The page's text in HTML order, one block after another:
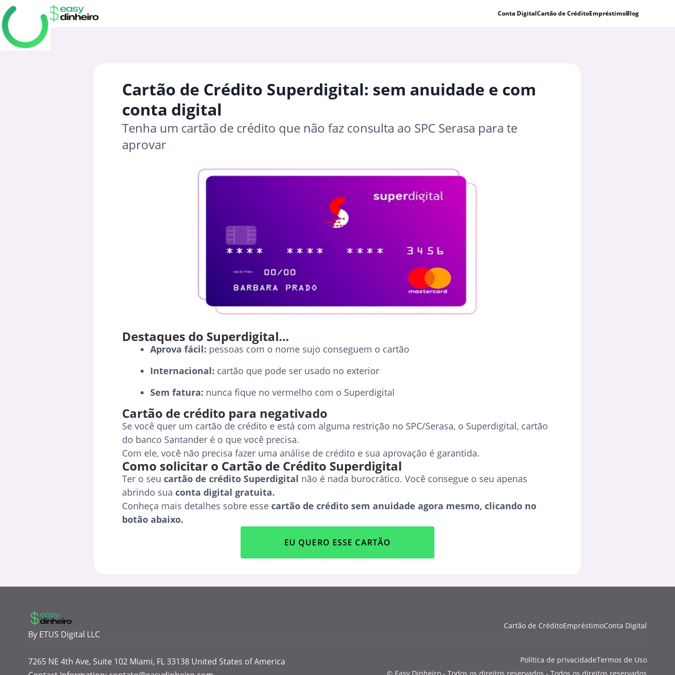
Conta DigitalCartão de CréditoEmpréstimoBlog
Cartão de Crédito Superdigital: sem anuidade e com
conta digital
Tenha um cartão de crédito que não faz consulta ao SPC Serasa para te
aprovar
Destaques do Superdigital…
Aprova fácil: pessoas com o nome sujo conseguem o cartão
Internacional: cartão que pode ser usado no exterior
Sem fatura: nunca fique no vermelho com o Superdigital
Cartão de crédito para negativado
Se você quer um cartão de crédito e está com alguma restrição no SPC/Serasa, o Superdigital, cartão
do banco Santander é o que você precisa.
Com ele, você não precisa fazer uma análise de crédito e sua aprovação é garantida.
Como solicitar o Cartão de Crédito Superdigital
Ter o seu cartão de crédito Superdigital não é nada burocrático. Você consegue o seu apenas
abrindo sua conta digital gratuita.
Conheça mais detalhes sobre esse cartão de crédito sem anuidade agora mesmo, clicando no
botão abaixo.
EU QUERO ESSE CARTÃO
By ETUS Digital LLC
Cartão de CréditoEmpréstimoConta Digital
7265 NE 4th Ave, Suite 102 Miami, FL 33138 United States of America
Política de privacidadeTermos de Uso